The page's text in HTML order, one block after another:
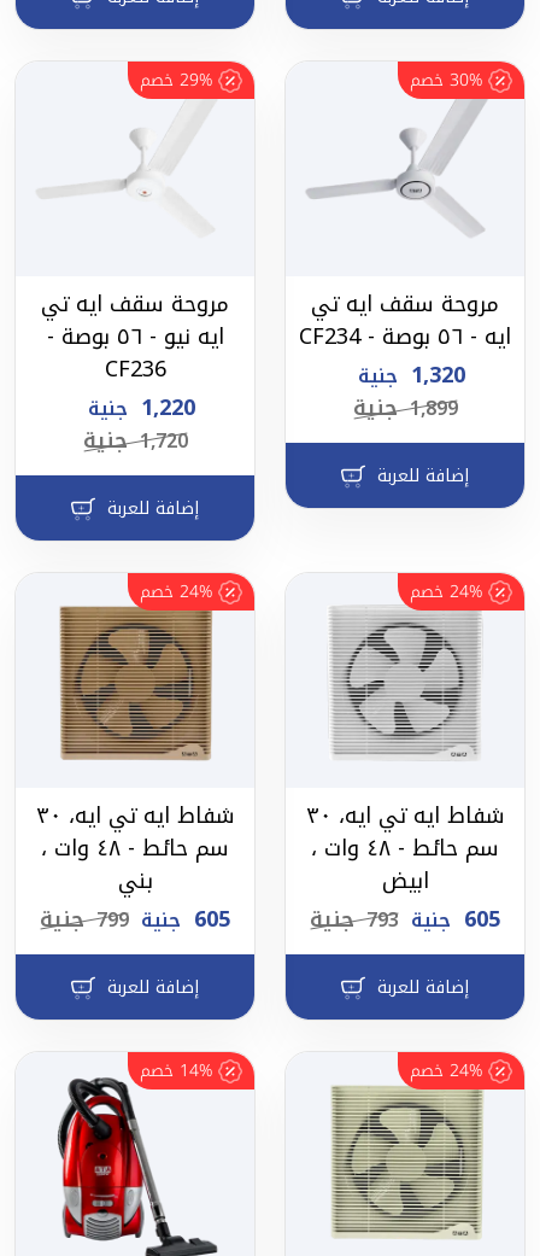
30% خصم
مروحة سقف ايه تي
ايه - ٥٦ بوصة - CF234
1,320 جنية
1,899 جنية
إضافة للعربة
29% خصم
مروحة سقف ايه تي
ايه نيو - ٥٦ بوصة -
CF236
1,220 جنية
1,720 جنية
إضافة للعربة
24% خصم
شفاط ايه تي ايه، ٣٠
سم حائط - ٤٨ وات ،
ابيض
605 جنية 793 جنية
إضافة للعربة
24% خصم
شفاط ايه تي ايه، ٣٠
سم حائط - ٤٨ وات ،
بني
605 جنية 799 جنية
إضافة للعربة
24% خصم 14% خصم